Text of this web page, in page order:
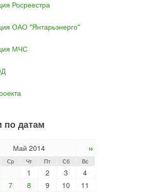
Росреестра
ОАО "Янтарьэнерго"
МЧС
по датам
Май 2014 »
Ср Чт Пт Сб Вс
1 2 3
4
7 8 9 10
11